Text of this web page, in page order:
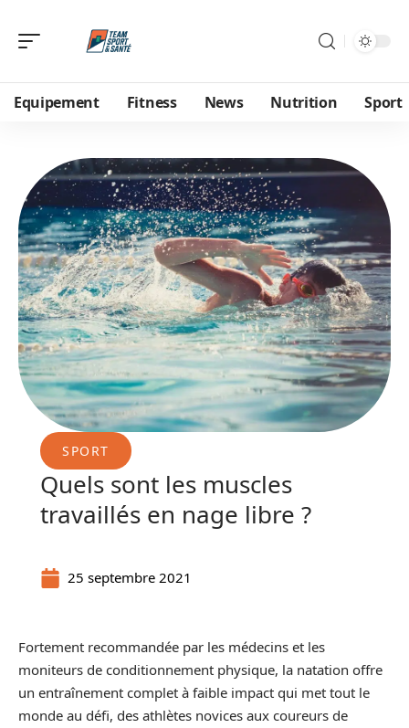
Equipement Fitness News Nutrition Sport
SPORT
Quels sont les muscles
travaillés en nage libre ?
25 septembre 2021
Fortement recommandée par les médecins et les
moniteurs de conditionnement physique, la natation offre
un entraînement complet à faible impact qui met tout le
monde au défi, des athlètes novices aux coureurs de